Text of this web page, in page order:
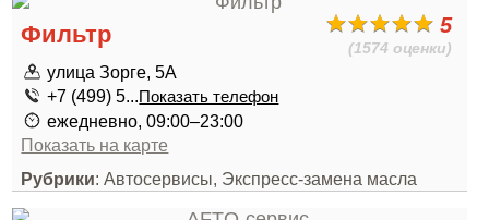
5
(1574 оценки)
Фильтр
улица Зорге, 5А
+7 (499) 5...Показать телефон
ежедневно, 09:00–23:00
Показать на карте
Рубрики: Автосервисы, Экспресс-замена масла